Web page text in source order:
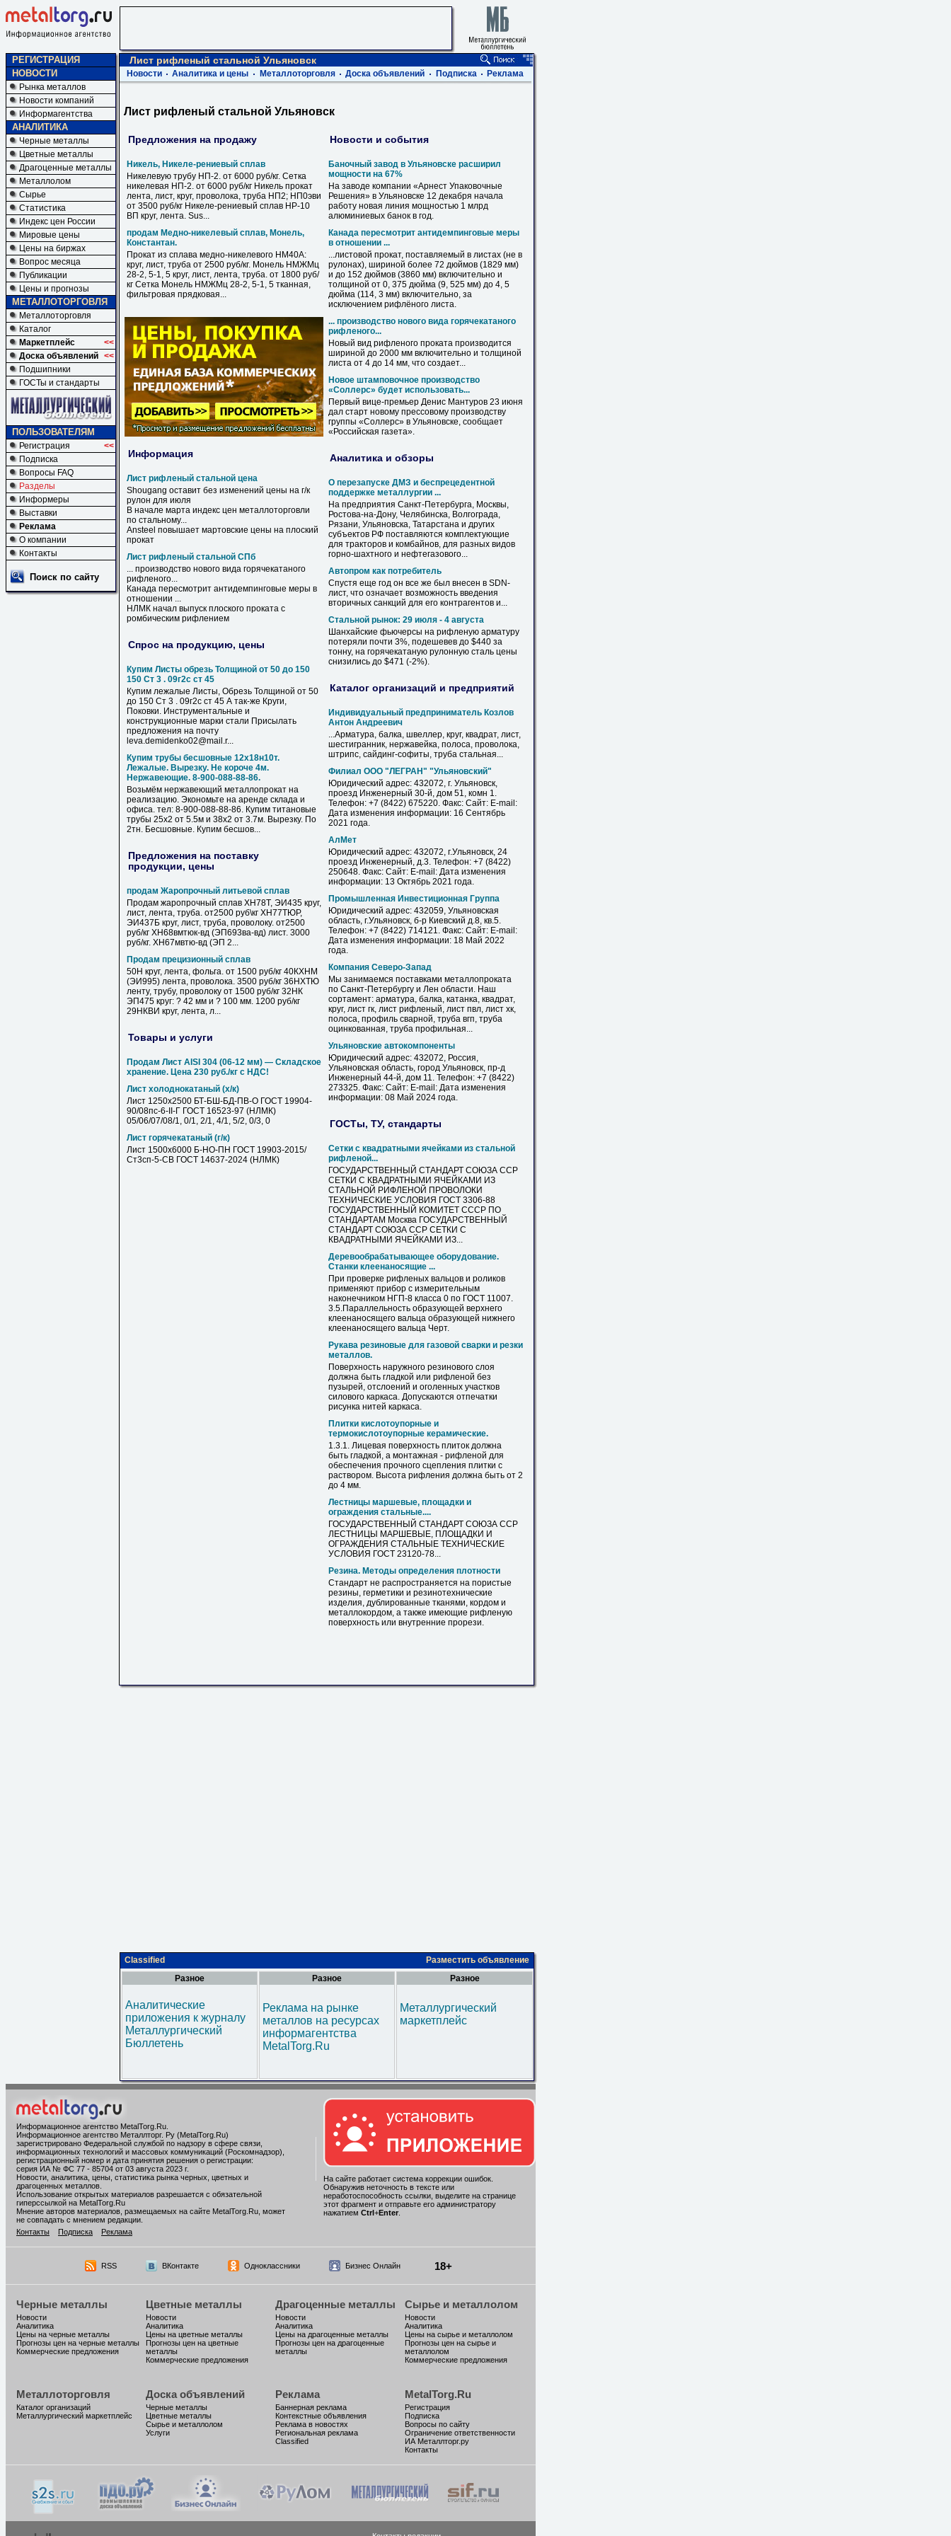
РЕГИСТРАЦИЯ
НОВОСТИ
Рынка металлов
Новости компаний
Информагентства
АНАЛИТИКА
Черные металлы
Цветные металлы
Драгоценные металлы
Металлолом
Сырье
Статистика
Индекс цен России
Мировые цены
Цены на биржах
Вопрос месяца
Публикации
Цены и прогнозы
МЕТАЛЛОТОРГОВЛЯ
Металлоторговля
Каталог
Маркетплейс
<<
Доска объявлений <<
Подшипники
ГОСТы и стандарты
ПОЛЬЗОВАТЕЛЯМ
Регистрация
<<
Подписка
Вопросы FAQ
Разделы
Информеры
Выставки
Реклама
О компании
Контакты
Поиск по сайту
Лист рифленый стальной Ульяновск
Новости Аналитика и цены Металлоторговля Доска объявлений Подписка Реклама
Лист рифленый стальной Ульяновск
Предложения на продажу
Никель, Никеле-рениевый сплав
Никелевую трубу НП-2. от 6000 руб/кг. Сетка
никелевая НП-2. от 6000 руб/кг Никель прокат
лента, лист, круг, проволока, труба НП2; НП0эви
от 3500 руб/кг Никеле-рениевый сплав НР-10
ВП круг, лента. Sus...
продам Медно-никелевый сплав, Монель,
Константан.
Прокат из сплава медно-никелевого НМ40А:
круг, лист, труба от 2500 руб/кг. Монель НМЖМц
28-2, 5-1, 5 круг, лист, лента, труба. от 1800 руб/
кг Сетка Монель НМЖМц 28-2, 5-1, 5 тканная,
фильтровая прядковая...
Информация
Лист рифленый стальной цена
Shougang оставит без изменений цены на г/к
рулон для июля
В начале марта индекс цен металлоторговли
по стальному...
Ansteel повышает мартовские цены на плоский
прокат
Лист рифленый стальной СПб
... производство нового вида горячекатаного
рифленого...
Канада пересмотрит антидемпинговые меры в
отношении ...
НЛМК начал выпуск плоского проката с
ромбическим рифлением
Спрос на продукцию, цены
Купим Листы обрезь Толщиной от 50 до 150
150 Ст 3 . 09г2с ст 45
Купим лежалые Листы, Обрезь Толщиной от 50
до 150 Ст 3 . 09г2с ст 45 А так-же Круги,
Поковки. Инструментальные и
конструкционные марки стали Присылать
предложения на почту
leva.demidenko02@mail.r...
Купим трубы бесшовные 12х18н10т.
Лежалые. Вырезку. Не короче 4м.
Нержавеющие. 8-900-088-88-86.
Возьмём нержавеющий металлопрокат на
реализацию. Экономьте на аренде склада и
офиса. тел: 8-900-088-88-86. Купим титановые
трубы 25х2 от 5.5м и 38х2 от 3.7м. Вырезку. По
2тн. Бесшовные. Купим бесшов...
Предложения на поставку
продукции, цены
продам Жаропрочный литьевой сплав
Продам жаропрочный сплав ХН78Т, ЭИ435 круг,
лист, лента, труба. от2500 руб\кг ХН77ТЮР,
ЭИ437Б круг, лист, труба, проволоку. от2500
руб/кг ХН68вмтюк-вд (ЭП693ва-вд) лист. 3000
руб/кг. ХН67мвтю-вд (ЭП 2...
Продам прецизионный сплав
50Н круг, лента, фольга. от 1500 руб/кг 40КХНМ
(ЭИ995) лента, проволока. 3500 руб/кг 36НХТЮ
ленту, трубу, проволоку от 1500 руб/кг 32НК
ЭП475 круг: ? 42 мм и ? 100 мм. 1200 руб/кг
29НКВИ круг, лента, л...
Товары и услуги
Продам Лист AISI 304 (06-12 мм) — Складское
хранение. Цена 230 руб./кг с НДС!
Лист холоднокатаный (х/к)
Лист 1250х2500 БТ-БШ-БД-ПВ-О ГОСТ 19904-
90/08пс-6-II-Г ГОСТ 16523-97 (НЛМК)
05/06/07/08/1, 0/1, 2/1, 4/1, 5/2, 0/3, 0
Лист горячекатаный (г/к)
Лист 1500х6000 Б-НО-ПН ГОСТ 19903-2015/
Ст3сп-5-СВ ГОСТ 14637-2024 (НЛМК)
Новости и события
Баночный завод в Ульяновске расширил
мощности на 67%
На заводе компании «Арнест Упаковочные
Решения» в Ульяновске 12 декабря начала
работу новая линия мощностью 1 млрд
алюминиевых банок в год.
Канада пересмотрит антидемпинговые меры
в отношении ...
...листовой прокат, поставляемый в листах (не в
рулонах), шириной более 72 дюймов (1829 мм)
и до 152 дюймов (3860 мм) включительно и
толщиной от 0, 375 дюйма (9, 525 мм) до 4, 5
дюйма (114, 3 мм) включительно, за
исключением рифлёного листа.
... производство нового вида горячекатаного
рифленого...
Новый вид рифленого проката производится
шириной до 2000 мм включительно и толщиной
листа от 4 до 14 мм, что создает...
Новое штамповочное производство
«Соллерс» будет использовать...
Первый вице-премьер Денис Мантуров 23 июня
дал старт новому прессовому производству
группы «Соллерс» в Ульяновске, сообщает
«Российская газета».
Аналитика и обзоры
О перезапуске ДМЗ и беспрецедентной
поддержке металлургии ...
На предприятия Санкт-Петербурга, Москвы,
Ростова-на-Дону, Челябинска, Волгограда,
Рязани, Ульяновска, Татарстана и других
субъектов РФ поставляются комплектующие
для тракторов и комбайнов, для разных видов
горно-шахтного и нефтегазового...
Автопром как потребитель
Спустя еще год он все же был внесен в SDN-
лист, что означает возможность введения
вторичных санкций для его контрагентов и...
Стальной рынок: 29 июля - 4 августа
Шанхайские фьючерсы на рифленую арматуру
потеряли почти 3%, подешевев до $440 за
тонну, на горячекатаную рулонную сталь цены
снизились до $471 (-2%).
Каталог организаций и предприятий
Индивидуальный предприниматель Козлов
Антон Андреевич
...Арматура, балка, швеллер, круг, квадрат, лист,
шестигранник, нержавейка, полоса, проволока,
штрипс, сайдинг-софиты, труба стальная...
Филиал ООО "ЛЕГРАН" "Ульяновский"
Юридический адрес: 432072, г. Ульяновск,
проезд Инженерный 30-й, дом 51, комн 1.
Телефон: +7 (8422) 675220. Факс: Сайт: E-mail:
Дата изменения информации: 16 Сентябрь
2021 года.
АлМет
Юридический адрес: 432072, г.Ульяновск, 24
проезд Инженерный, д.3. Телефон: +7 (8422)
250648. Факс: Сайт: E-mail: Дата изменения
информации: 13 Октябрь 2021 года.
Промышленная Инвестиционная Группа
Юридический адрес: 432059, Ульяновская
область, г.Ульяновск, б-р Киевский д.8, кв.5.
Телефон: +7 (8422) 714121. Факс: Сайт: E-mail:
Дата изменения информации: 18 Май 2022
года.
Компания Северо-Запад
Мы занимаемся поставками металлопроката
по Санкт-Петербургу и Лен области. Наш
сортамент: арматура, балка, катанка, квадрат,
круг, лист гк, лист рифленый, лист пвл, лист хк,
полоса, профиль сварной, труба вгп, труба
оцинкованная, труба профильная...
Ульяновские автокомпоненты
Юридический адрес: 432072, Россия,
Ульяновская область, город Ульяновск, пр-д
Инженерный 44-й, дом 11. Телефон: +7 (8422)
273325. Факс: Сайт: E-mail: Дата изменения
информации: 08 Май 2024 года.
ГОСТы, ТУ, стандарты
Сетки с квадратными ячейками из стальной
рифленой...
ГОСУДАРСТВЕННЫЙ СТАНДАРТ СОЮЗА ССР
СЕТКИ С КВАДРАТНЫМИ ЯЧЕЙКАМИ ИЗ
СТАЛЬНОЙ РИФЛЕНОЙ ПРОВОЛОКИ
ТЕХНИЧЕСКИЕ УСЛОВИЯ ГОСТ 3306-88
ГОСУДАРСТВЕННЫЙ КОМИТЕТ СССР ПО
СТАНДАРТАМ Москва ГОСУДАРСТВЕННЫЙ
СТАНДАРТ СОЮЗА ССР СЕТКИ С
КВАДРАТНЫМИ ЯЧЕЙКАМИ ИЗ...
Деревообрабатывающее оборудование.
Станки клеенаносящие ...
При проверке рифленых вальцов и роликов
применяют прибор с измерительным
наконечником НГП-8 класса 0 по ГОСТ 11007.
3.5.Параллельность образующей верхнего
клеенаносящего вальца образующей нижнего
клеенаносящего вальца Черт.
Рукава резиновые для газовой сварки и резки
металлов.
Поверхность наружного резинового слоя
должна быть гладкой или рифленой без
пузырей, отслоений и оголенных участков
силового каркаса. Допускаются отпечатки
рисунка нитей каркаса.
Плитки кислотоупорные и
термокислотоупорные керамические.
1.3.1. Лицевая поверхность плиток должна
быть гладкой, а монтажная - рифленой для
обеспечения прочного сцепления плитки с
раствором. Высота рифления должна быть от 2
до 4 мм.
Лестницы маршевые, площадки и
ограждения стальные....
ГОСУДАРСТВЕННЫЙ СТАНДАРТ СОЮЗА ССР
ЛЕСТНИЦЫ МАРШЕВЫЕ, ПЛОЩАДКИ И
ОГРАЖДЕНИЯ СТАЛЬНЫЕ ТЕХНИЧЕСКИЕ
УСЛОВИЯ ГОСТ 23120-78...
Резина. Методы определения плотности
Стандарт не распространяется на пористые
резины, герметики и резинотехнические
изделия, дублированные тканями, кордом и
металлокордом, а также имеющие рифленую
поверхность или внутренние прорези.
Classified
Разместить объявление
Разное
Аналитические
приложения к журналу
Металлургический
Бюллетень
Разное
Реклама на рынке
металлов на ресурсах
информагентства
MetalTorg.Ru
Разное
Металлургический
маркетплейс
Информационное агентство MetalTorg.Ru
Информационное агентство Металлторг. Ру (MetalTorg.Ru)
зарегистрировано Федеральной службой по надзору в сфере связи,
информационных технологий и массовых коммуникаций (Роскомнадзор),
регистрационный номер и дата принятия решения о регистрации:
серия ИА № ФС 77 - 85704 от 03 августа 2023 г.
Новости, аналитика, цены, статистика рынка черных, цветных и
драгоценных металлов.
Использование открытых материалов разрешается с обязательной
гиперссылкой на MetalTorg.Ru
Мнение авторов материалов, размещаемых на сайте MetalTorg.Ru, может
не совпадать с мнением редакции.
Контакты
Подписка Реклама
На сайте работает система коррекции ошибок.
Обнаружив неточность в тексте или
неработоспособность ссылки, выделите на странице
этот фрагмент и отправьте его администратору
нажатием Ctrl +Enter.
RSS ВКонтакте Одноклассники Бизнес Онлайн 18+
Черные металлы
Новости
Аналитика
Цены на черные металлы
Прогнозы цен на черные металлы
Коммерческие предложения
Цветные металлы
Новости
Аналитика
Цены на цветные металлы
Прогнозы цен на цветные
металлы
Коммерческие предложения
Драгоценные металлы
Новости
Аналитика
Цены на драгоценные металлы
Прогнозы цен на драгоценные
металлы
Сырье и металлолом
Новости
Аналитика
Цены на сырье и металлолом
Прогнозы цен на сырье и
металлолом
Коммерческие предложения
Металлоторговля
Каталог организаций
Металлургический маркетплейс
Доска объявлений
Черные металлы
Цветные металлы
Сырье и металлолом
Услуги
Реклама
Баннерная реклама
Контекстные объявления
Реклама в новостях
Региональная реклама
Classified
MetalTorg.Ru
Регистрация
Подписка
Вопросы по сайту
Ограничение ответственности
ИА Металлторг.ру
Контакты